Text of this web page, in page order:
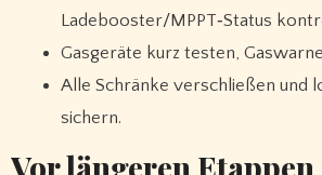
Ladebooster/MPPT‑Status
Gasgeräte kurz testen,
Alle Schränke verschließen und
sichern.
Vor längeren